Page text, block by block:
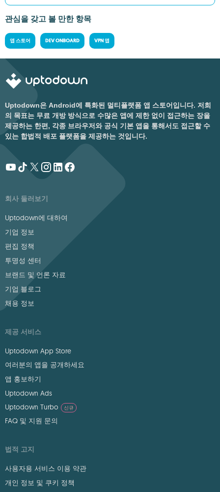
관심을 갖고 볼 만한 항목
앱 스토어 DEV ONBOARD VPN 앱
Uptodown은 Android에 특화된 멀티플랫폼 앱 스토어입니다. 저희
의 목표는 무료 개방 방식으로 수많은 앱에 제한 없이 접근하는 장을
제공하는 한편, 각종 브라우저와 공식 기본 앱을 통해서도 접근할 수
있는 합법적 배포 플랫폼을 제공하는 것입니다.
회사 둘러보기
Uptodown에 대하여
기업 정보
편집 정책
투명성 센터
브랜드 및 언론 자료
기업 블로그
채용 정보
제공 서비스
Uptodown App Store
여러분의 앱을 공개하세요
앱 홍보하기
Uptodown Ads
Uptodown Turbo
신규
FAQ 및 지원 문의
법적 고지
사용자용 서비스 이용 약관
개인 정보 및 쿠키 정책